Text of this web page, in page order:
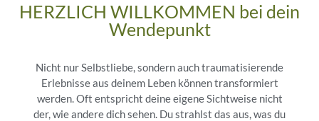
HERZLICH WILLKOMMEN bei dein
Wendepunkt
Nicht nur Selbstliebe, sondern auch traumatisierende
Erlebnisse aus deinem Leben können transformiert
werden. Oft entspricht deine eigene Sichtweise nicht
der, wie andere dich sehen. Du strahlst das aus, was du